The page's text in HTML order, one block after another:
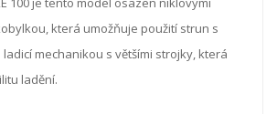
která umožňuje použití strun s
mechanikou s většími strojky, která
ladění.